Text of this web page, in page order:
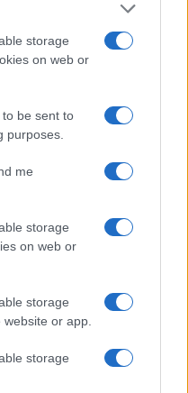
storage
on web or
be sent to
purposes.
me
storage
on web or
storage
or app.
storage
lette
film
per tema
autori